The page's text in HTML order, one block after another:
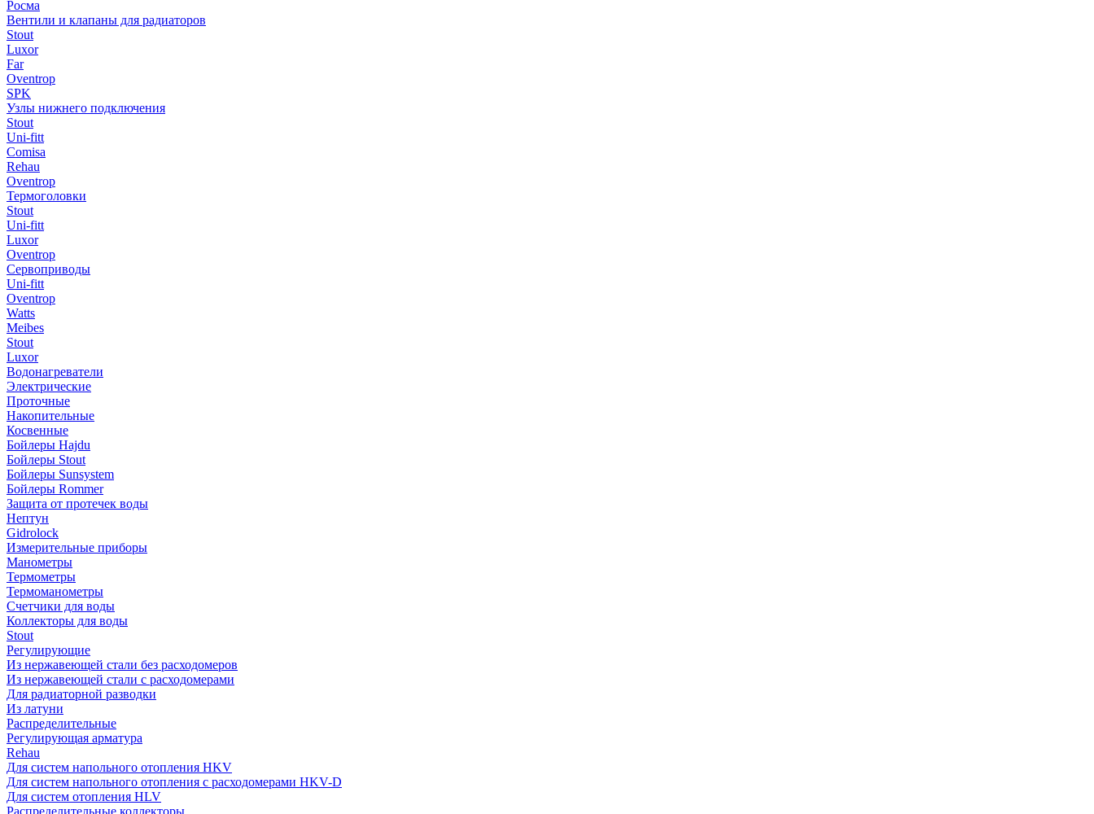
Росма
Вентили и клапаны для радиаторов
Stout
Luxor
Far
Oventrop
SPK
Узлы нижнего подключения
Stout
Uni-fitt
Comisa
Rehau
Oventrop
Термоголовки
Stout
Uni-fitt
Luxor
Oventrop
Сервоприводы
Uni-fitt
Oventrop
Watts
Meibes
Stout
Luxor
Водонагреватели
Электрические
Проточные
Накопительные
Косвенные
Бойлеры Hajdu
Бойлеры Stout
Бойлеры Sunsystem
Бойлеры Rommer
Защита от протечек воды
Нептун
Gidrolock
Измерительные приборы
Манометры
Термометры
Термоманометры
Счетчики для воды
Коллекторы для воды
Stout
Регулирующие
Из нержавеющей стали без расходомеров
Из нержавеющей стали с расходомерами
Для радиаторной разводки
Из латуни
Распределительные
Регулирующая арматура
Rehau
Для систем напольного отопления HKV
Для систем напольного отопления с расходомерами HKV-D
Для систем отопления HLV
Распределительные коллекторы